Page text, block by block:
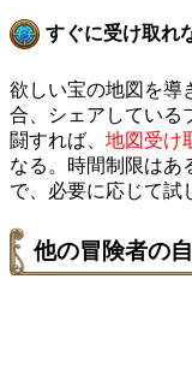
すぐに受け取れ
欲しい宝の地図を導
合、シェアしている
闘すれば、 地図受け
なる。時間制限はあ
で、必要に応じて試
他の冒険者の